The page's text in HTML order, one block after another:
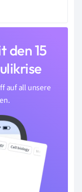
den 15
auf all unsere